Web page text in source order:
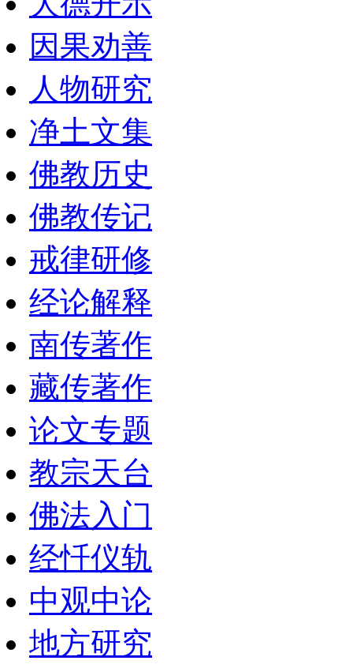
因果劝善
人物研究
净土文集
佛教历史
佛教传记
戒律研修
经论解释
南传著作
藏传著作
论文专题
教宗天台
佛法入门
经忏仪轨
中观中论
地方研究